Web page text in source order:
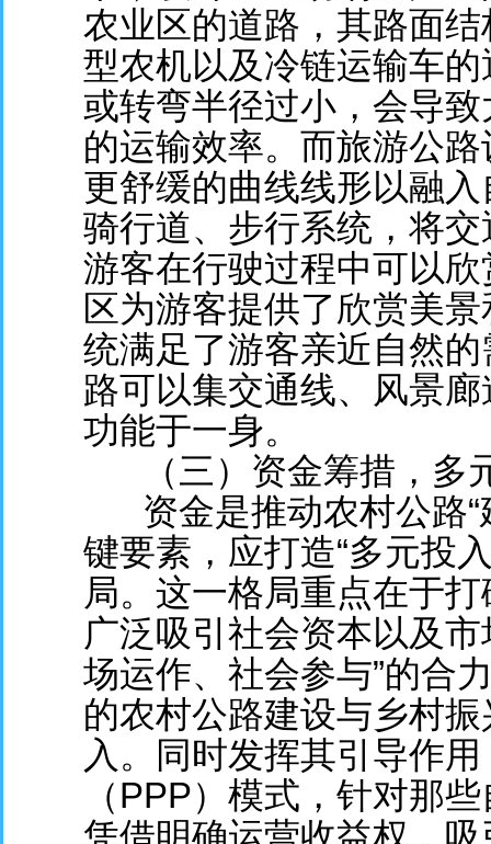
农业区的道路，其路面
型农机以及冷链运输车
或转弯半径过小，会导
的运输效率。而旅游公
更舒缓的曲线线形以融
骑行道、步行系统，将
游客在行驶过程中可以
区为游客提供了欣赏美
统满足了游客亲近自然
路可以集交通线、风景
功能于一身。
（三）资金筹措，多
资金是推动农村公路
键要素，应打造“多元投
局。这一格局重点在于
广泛吸引社会资本以及
场运作、社会参与”的合
的农村公路建设与乡村
入。同时发挥其引导作
（PPP）模式，针对那
凭借明确运营收益权，